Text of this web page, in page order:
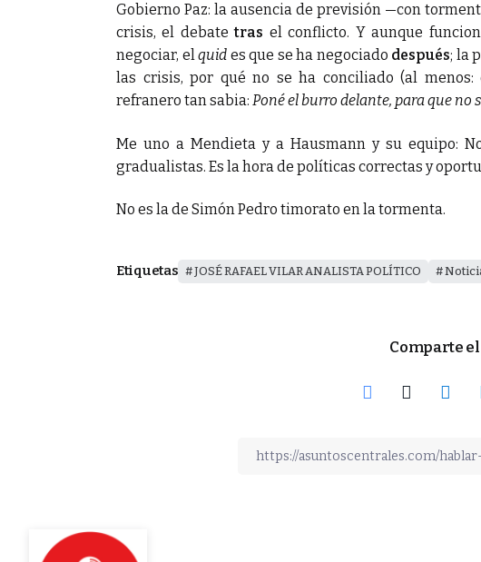
Gobierno Paz: la ausencia de previsión —con
crisis, el debatetras el conflicto. Y aunque
negociar, elquid es que se ha negociado después; la
las crisis, por qué no se ha conciliado (al menos:
refranero tan sabia: Poné el burro delante, para que no
Me uno a Mendieta y a Hausmann y su equipo:
gradualistas. Es la hora de políticas correctas y
No es la de Simón Pedro timorato en la tormenta.
Etiquetas JOSÉ RAFAEL VILAR ANALISTA POLÍTICO
Comparte